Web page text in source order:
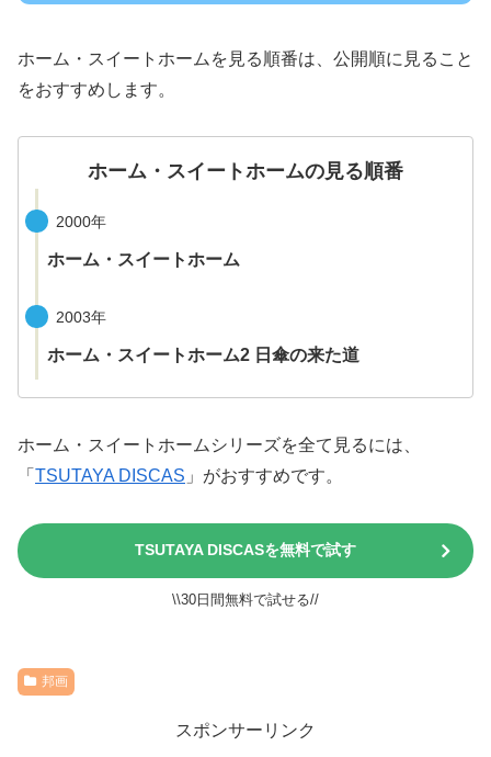
ホーム・スイートホームを見る順番は、公開順に見ること
をおすすめします。
ホーム・スイートホームの見る順番
2000年
ホーム・スイートホーム
2003年
ホーム・スイートホーム2 日傘の来た道
ホーム・スイートホームシリーズを全て見るには、
「 TSUTAYA DISCAS 」がおすすめです。
TSUTAYA DISCASを無料で試す
\\30日間無料で試せる//
邦画
スポンサーリンク